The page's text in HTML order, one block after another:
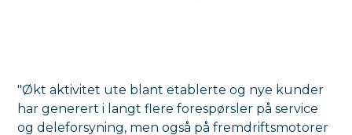
"Økt aktivitet ute blant etablerte og nye kunder
har generert i langt flere forespørsler på service
og deleforsyning, men også på fremdriftsmotorer